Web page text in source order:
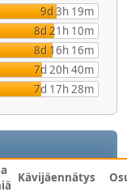
9d 3h 19m
8d 21h 10m
8d 16h 16m
7d 20h 40m
7d 17h 28m
Kävijäennätys